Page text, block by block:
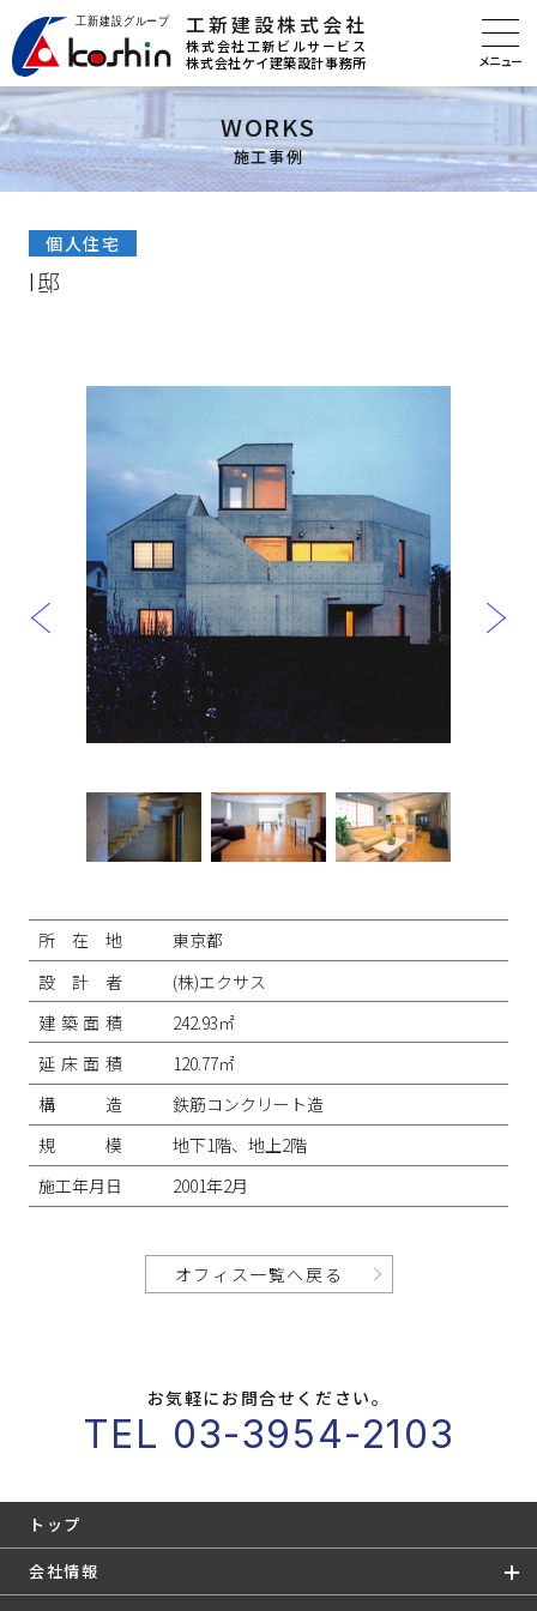
工新建設株式会社
株式会社工新ビルサービス
株式会社ケイ建築設計事務所
WORKS
施工事例
個人住宅
I邸
稿
ビ
ー
ン
所在地
東京都
設計者
(株)エクサス
建築面積
242.93㎡
延床面積
120.77㎡
構造
鉄筋コンクリート造
規模
地下1階、地上2階
施工年月日
2001年2月
オフィス一覧へ戻る
お気軽にお問合せください。
TEL 03-3954-2103
トップ
会社情報